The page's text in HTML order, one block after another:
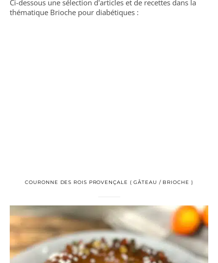
Ci-dessous une sélection d'articles et de recettes dans la
thématique Brioche pour diabétiques :
COURONNE DES ROIS PROVENÇALE ( GÂTEAU / BRIOCHE )